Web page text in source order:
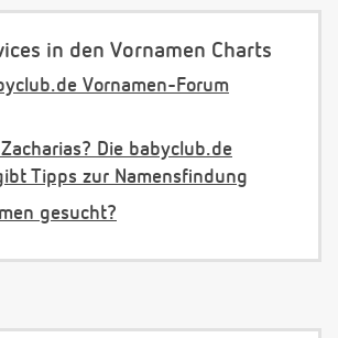
in den Vornamen Charts
Vornamen-Forum
Die babyclub.de
Tipps zur Namensfindung
gesucht?